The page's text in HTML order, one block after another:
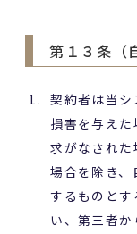
第１３条（
契約者は当
損害を与え
求がなされた
場合を除き
するものと
い、第三者